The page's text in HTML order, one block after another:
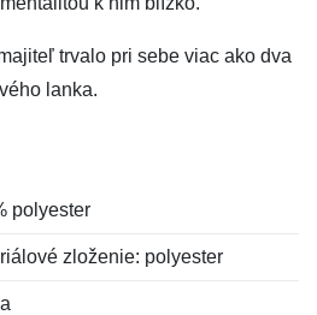
trvalo pri sebe viac ako dva
lanka.
polyester
zloženie: polyester